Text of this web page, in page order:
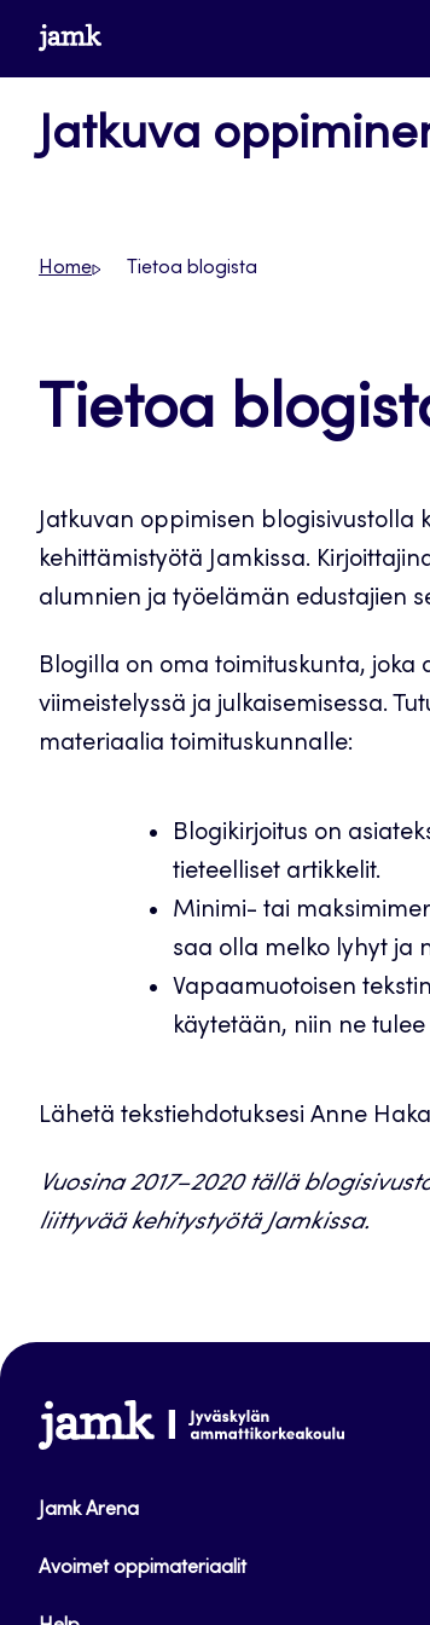
Siirrywww.jamk.fi
Jatkuva
Home Tietoa blogista
Tietoa
Jatkuvan oppimisen blogisivustolla
kehittämistyötä Jamkissa.
alumnien ja työelämän edustajien
Blogilla on oma toimituskunta, joka
viimeistelyssä ja julkaisemisessa.
materiaalia toimituskunnalle:
Blogikirjoitus on
tieteelliset artikkelit.
Minimi- tai
saa olla melko lyhyt ja
Vapaamuotoisen
käytetään, niin ne
Lähetä tekstiehdotuksesi Anne
Vuosina 2017–2020 tällä
liittyvää kehitystyötä Jamkissa.
www.jamk.fi
Jamk Arena
Avoimet oppimateriaalit